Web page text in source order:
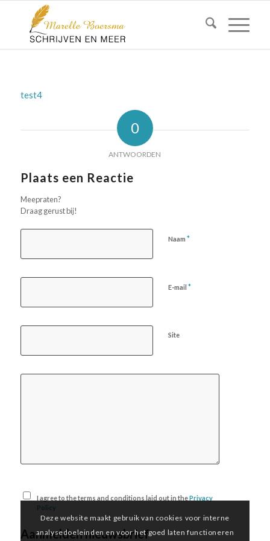
test4
0
ANTWOORDEN
Plaats een Reactie
Meepraten?
Draag gerust bij!
Naam *
E-mail *
Site
I agree to the terms and conditions laid out in thePrivacy
Policy
Aanmelden nieuwsbrief
Deze website maakt gebruik van cookies voor interne
analysedoeleinden en voor het goed laten functioneren